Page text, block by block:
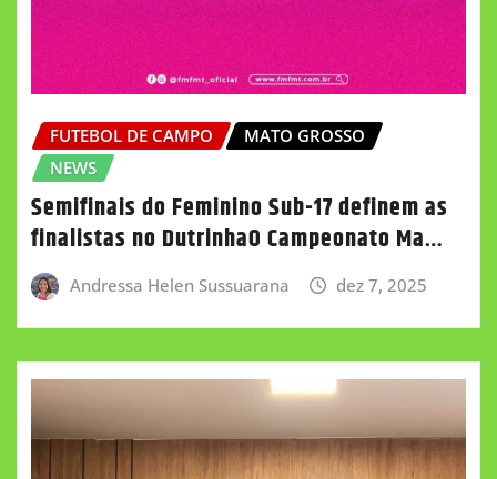
FUTEBOL DE CAMPO
MATO GROSSO
NEWS
Semifinais do Feminino Sub-17 definem as
finalistas no DutrinhaO Campeonato Ma…
Andressa Helen Sussuarana dez 7, 2025